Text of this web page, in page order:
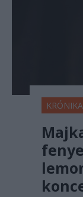
KRÓNIKA